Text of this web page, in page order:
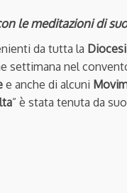
le meditazioni di
da tutta la
settimana nel
e anche di alcuni
” è stata tenuta da